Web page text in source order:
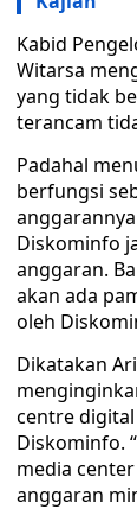
Kabid
Witarsa
yang tidak
terancam
Padahal
berfungsi
Diskominfo
anggaran.
akan ada
oleh
Dikatakan
centre
Diskominfo.
media
anggaran